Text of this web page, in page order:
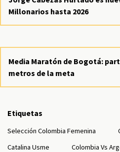
Millonarios hasta 2026
Media Maratón de Bogotá:
metros de la meta
Etiquetas
Selección Colombia Femenina
Catalina Usme
Colombia Vs